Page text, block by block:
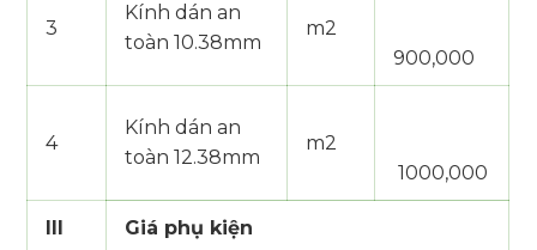
3
Kính dán an
toàn 10.38mm
m2
900,000
4
Kính dán an
toàn 12.38mm
m2
1000,000
III Giá phụ kiện